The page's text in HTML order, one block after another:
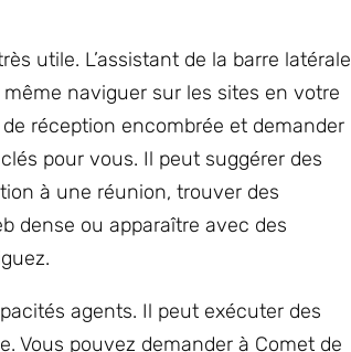
utile. L’assistant de la barre latérale
naviguer sur les sites en votre
réception encombrée et demander
pour vous. Il peut suggérer des
à une réunion, trouver des
dense ou apparaître avec des
agents. Il peut exécuter des
Vous pouvez demander à Comet de